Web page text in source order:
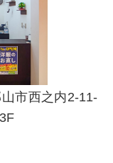
市西之内2-11-